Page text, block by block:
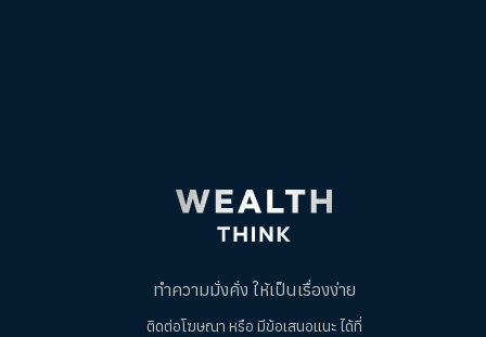
ทำความมั่งคั่ง ให้เป็นเรื่องง่าย
ติดต่อโฆษณา หรือ มีข้อเสนอแนะ ได้ที่